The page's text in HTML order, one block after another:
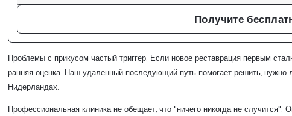
Получите
Проблемы с прикусом частый триггер. Если новое реставрация первым
ранняя оценка. Наш удаленный последующий путь помогает решить, нужно
Нидерландах.
Профессиональная клиника не обещает, что "ничего никогда не